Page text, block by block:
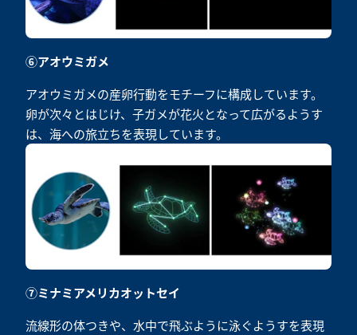
⑥アオウミガメ
アオウミガメの産卵行動をモチーフに構成しています。
卵が次々とはじけ、子ガメが花火となって広がるようす
は、海への旅立ちを表現しています。
⑦ミナミアメリカオットセイ
流線形の体つきや、水中で飛ぶように泳ぐようすを表現